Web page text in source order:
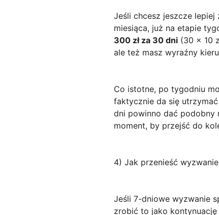
Jeśli chcesz jeszcze lepiej
miesiąca, już na etapie
300 zł za 30 dni (30 × 10
ale też masz wyraźny
Co istotne, po tygodniu
faktycznie da się
dni powinno dać podobny
moment, by przejść do
4) Jak przenieść
Jeśli 7-dniowe wyzwanie
zrobić to jako